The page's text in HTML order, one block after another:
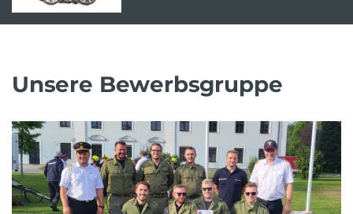
Unsere Bewerbsgruppe